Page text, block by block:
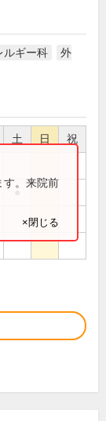
ルギー科
外
土 日 祝
●
す。来院前
×閉じる